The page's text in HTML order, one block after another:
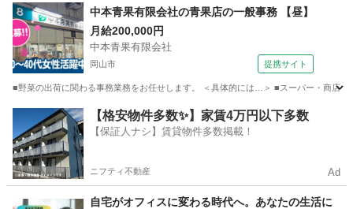
岡山 岡山市 庭瀬駅 受付 未経験
中本青果有限会社の青果店の一般事務 【昼】
月給200,000円
中本青果有限会社
岡山市 提携サイト
■野菜の出荷に関わる事務業務をお任せします。 ＜具体的には…＞ ■スーパー・商店
岡山市 一般事務
【格安物件多数✨】家賃4万円以下多数
【保証人ナシ】賃貸物件多数掲載！
ニフティ不動産 Ad
自宅がオフィスに変わる時代へ。あなたの生活に